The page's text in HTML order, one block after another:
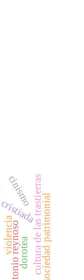
cristiadacultura de las trastierras
violenciaantonio reynosodorotea sociedad patrimonial
cinismo